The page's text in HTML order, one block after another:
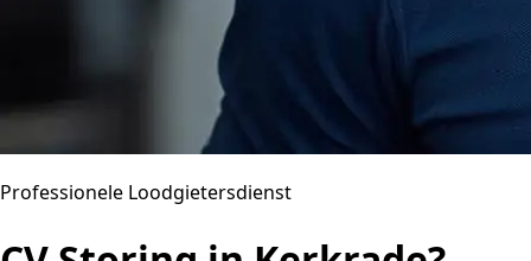
Professionele Loodgietersdienst